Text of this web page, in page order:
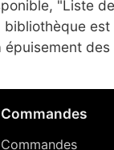
"Liste
bibliothèque
Commandes
Commandes